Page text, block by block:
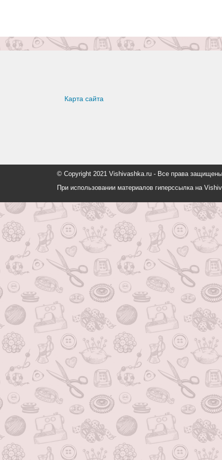
Карта сайта
© Copyright 2021 Vishivashka.ru - Все права
При использовании материалов гиперссылка на